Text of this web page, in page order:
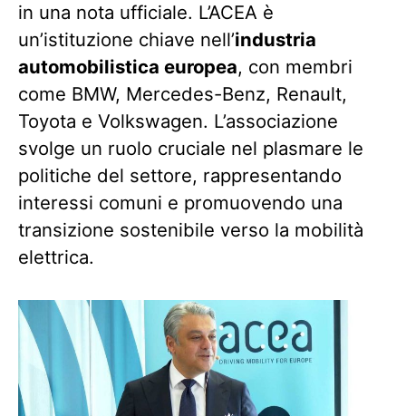
in una nota ufficiale. L’ACEA è
un’istituzione chiave nell’industria
automobilistica europea, con membri
come BMW, Mercedes-Benz, Renault,
Toyota e Volkswagen. L’associazione
svolge un ruolo cruciale nel plasmare le
politiche del settore, rappresentando
interessi comuni e promuovendo una
transizione sostenibile verso la mobilità
elettrica.